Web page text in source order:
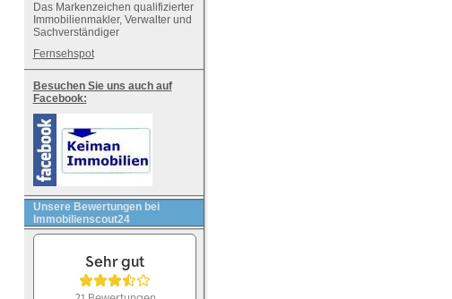
Das Markenzeichen qualifizierter
Immobilienmakler, Verwalter und
Sachverständiger
Fernsehspot
Besuchen Sie uns auch auf
Facebook:
Unsere Bewertungen bei
Immobilienscout24